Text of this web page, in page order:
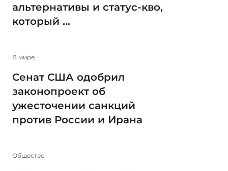
альтернативы и статус-кво,
который ...
В мире
Сенат США одобрил
законопроект об
ужесточении санкций
против России и Ирана
Общество